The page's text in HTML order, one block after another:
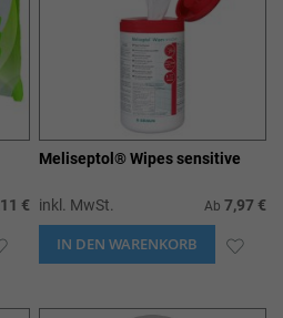
€
ZUR
Meliseptol® Wipes sensitive
inkl. MwSt. Ab 7,97 €
IN DEN WARENKORB ZUR